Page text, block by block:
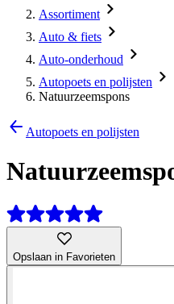
Assortiment
Auto & fiets
Auto-onderhoud
Autopoets en polijsten
Natuurzeemspons
Autopoets en polijsten
Opslaan in Favorieten